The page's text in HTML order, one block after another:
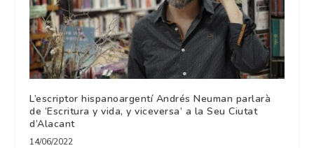
L’escriptor hispanoargentí Andrés Neuman parlarà
de ‘Escritura y vida, y viceversa’ a la Seu Ciutat
d’Alacant
14/06/2022